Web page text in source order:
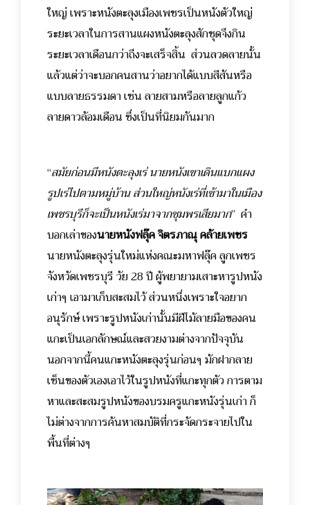
ใหญ่ เพราะหนังตะลุงเมืองเพชรเป็นหนังตัวใหญ่
ระยะเวลาในการสานแผงหนังตะลุงสักชุดจึงกิน
ระยะเวลาเดือนกว่าถึงจะเสร็จสิ้น ส่วนลวดลายนั้น
แล้วแต่ว่าจะบอกคนสานว่าอยากได้แบบสีสันหรือ
แบบลายธรรมดา เช่น ลายสามหรือลายลูกแก้ว
ลายดาวล้อมเดือน ซึ่งเป็นที่นิยมกันมาก
“สมัยก่อนมีหนังตะลุงเร่ นายหนังเขาเดินแบกแผง
รูปเร่ไปตามหมู่บ้าน ส่วนใหญ่หนังเร่ที่เข้ามาในเมือง
เพชรบุรีก็จะเป็นหนังเร่มาจากชุมพรเสียมาก” คำ
บอกเล่าของนายหนังฟลุ๊ค จิตรภาณุ คล้ายเพชร
นายหนังตะลุงรุ่นใหม่แห่งคณะมหาฟลุ๊ค ลูกเพชร
จังหวัดเพชรบุรี วัย 28 ปี ผู้พยายามเสาะหารูปหนัง
เก่าๆ เอามาเก็บสะสมไว้ ส่วนหนึ่งเพราะใจอยาก
อนุรักษ์ เพราะรูปหนังเก่านั้นมีฝีไม้ลายมือของคน
แกะเป็นเอกลักษณ์และสวยงามต่างจากปัจจุบัน
นอกจากนี้คนแกะหนังตะลุงรุ่นก่อนๆ มักฝากลาย
เซ็นของตัวเองเอาไว้ในรูปหนังที่แกะทุกตัว การตาม
หาและสะสมรูปหนังของบรมครูแกะหนังรุ่นเก่า ก็
ไม่ต่างจากการค้นหาสมบัติที่กระจัดกระจายไปใน
พื้นที่ต่างๆ